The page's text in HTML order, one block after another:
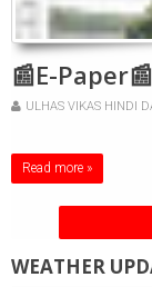
📰E-
ULHAS VIKAS HINDI
Read more »
WEATHER